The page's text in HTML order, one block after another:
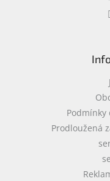
Prodloužená